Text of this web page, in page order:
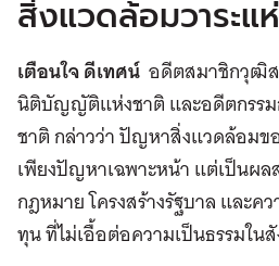
สิ่งแวดล้อมวาระแ
เตือนใจ ดีเทศน์ อดีตสมาชิกวุฒิ
นิติบัญญัติแห่งชาติ และอดีตกรร
ชาติ กล่าวว่า ปัญหาสิ่งแวดล้อมข
เพียงปัญหาเฉพาะหน้า แต่เป็นผล
กฎหมาย โครงสร้างรัฐบาล และค
ทุน ที่ไม่เอื้อต่อความเป็นธรรมใน